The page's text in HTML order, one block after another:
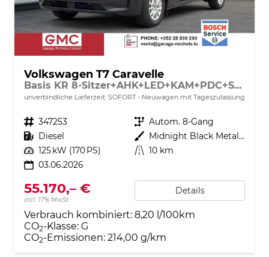
Volkswagen T7 Caravelle
Basis KR 8-Sitzer+AHK+LED+KAM+PDC+SHZ+ALU+GJR
unverbindliche Lieferzeit: SOFORT Neuwagen mit Tageszulassung
Fahrzeugnr. 347253 Getriebe Autom. 8-Gang
Kraftstoff Diesel Außenfarbe
Midnight Black Metallic
Leistung 125 kW (170 PS) Kilometerstand 10 km
03.06.2026
55.170,– €
incl. 17% MwSt.
Details
Verbrauch kombiniert: 8,20 l/100km
CO2-Klasse: G
CO2-Emissionen: 214,00 g/km